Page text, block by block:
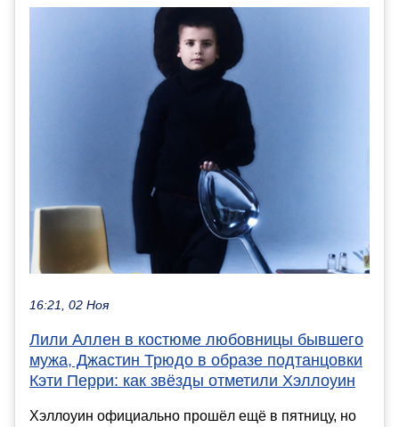
16:21, 02 Ноя
Лили Аллен в костюме любовницы бывшего
мужа, Джастин Трюдо в образе подтанцовки
Кэти Перри: как звёзды отметили Хэллоуин
Хэллоуин официально прошёл ещё в пятницу, но